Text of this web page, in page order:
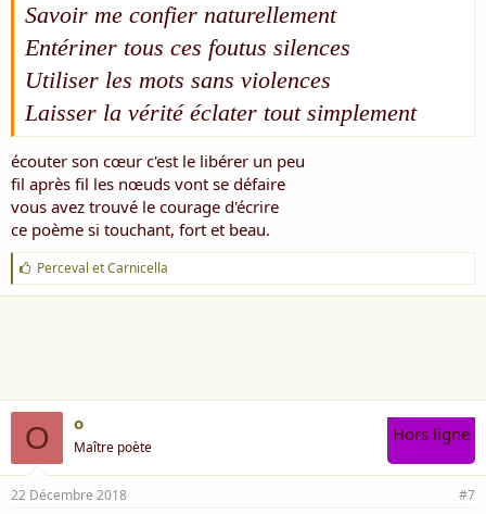
Savoir me confier naturellement
Entériner tous ces foutus silences
Utiliser les mots sans violences
Laisser la vérité éclater tout simplement
écouter son cœur c'est le libérer un peu
fil après fil les nœuds vont se défaire
vous avez trouvé le courage d'écrire
ce poème si touchant, fort et beau.
J
'
a
Perceval etCarnicella
O o
Maître poète
Hors ligne
22 Décembre 2018 #7